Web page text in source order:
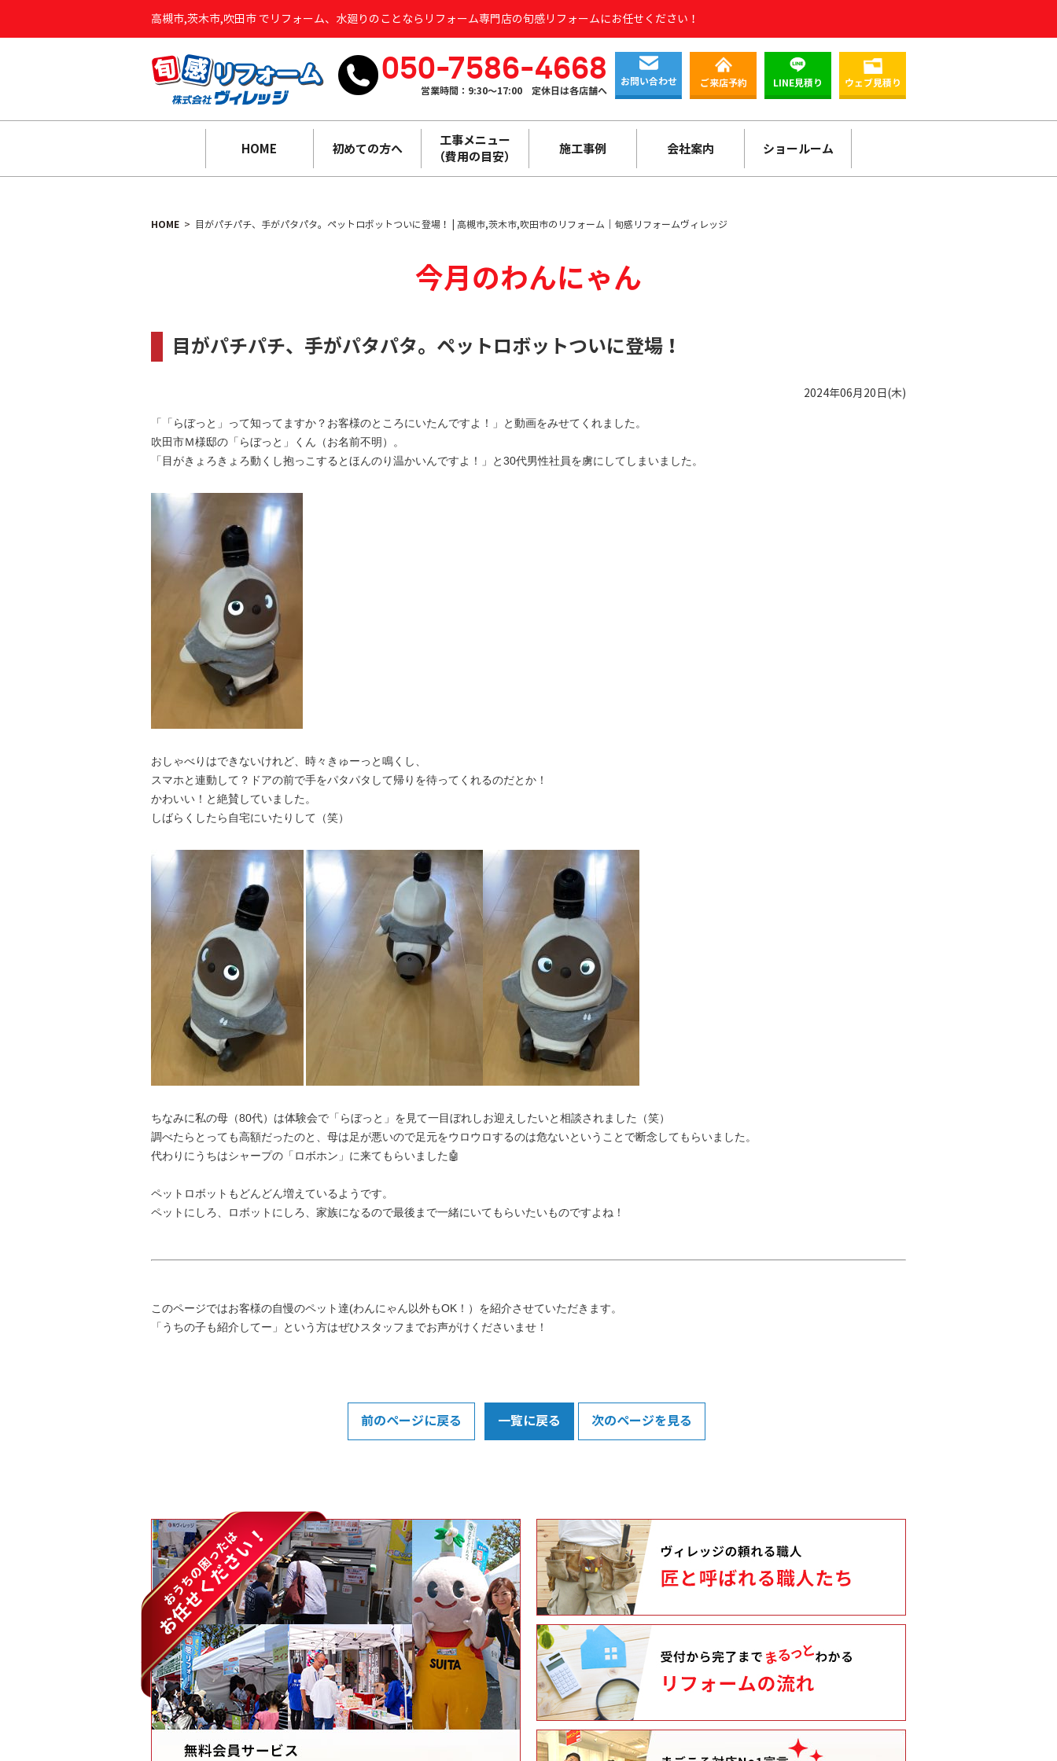
高槻市,茨木市,吹田市 でリフォーム、水廻りのことならリフォーム専門店の旬感リフォームにお任せください！
050-7586-4668
営業時間：9:30～17:00 定休日は各店舗へ
お問い合わせ ご来店予約 LINE見積り ウェブ見積り
HOME 初めての方へ
工事メニュー
（費用の目安）
施工事例 会社案内 ショールーム
HOME 目がパチパチ、手がパタパタ。ペットロボットついに登場！ | 高槻市,茨木市,吹田市のリフォーム｜旬感リフォームヴィレッジ
今月のわんにゃん
目がパチパチ、手がパタパタ。ペットロボットついに登場！
2024年06月20日(木)
「「らぼっと」って知ってますか？お客様のところにいたんですよ！」と動画をみせてくれました。
吹田市Ｍ様邸の「らぼっと」くん（お名前不明）。
「目がきょろきょろ動くし抱っこするとほんのり温かいんですよ！」と30代男性社員を虜にしてしまいました。
おしゃべりはできないけれど、時々きゅーっと鳴くし、
スマホと連動して？ドアの前で手をパタパタして帰りを待ってくれるのだとか！
かわいい！と絶賛していました。
しばらくしたら自宅にいたりして（笑）
ちなみに私の母（80代）は体験会で「らぼっと」を見て一目ぼれしお迎えしたいと相談されました（笑）
調べたらとっても高額だったのと、母は足が悪いので足元をウロウロするのは危ないということで断念してもらいました。
代わりにうちはシャープの「ロボホン」に来てもらいました🤖
ペットロボットもどんどん増えているようです。
ペットにしろ、ロボットにしろ、家族になるので最後まで一緒にいてもらいたいものですよね！
このページではお客様の自慢のペット達(わんにゃん以外もOK！）を紹介させていただきます。
「うちの子も紹介してー」という方はぜひスタッフまでお声がけくださいませ！
前のページに戻る 一覧に戻る 次のページを見る